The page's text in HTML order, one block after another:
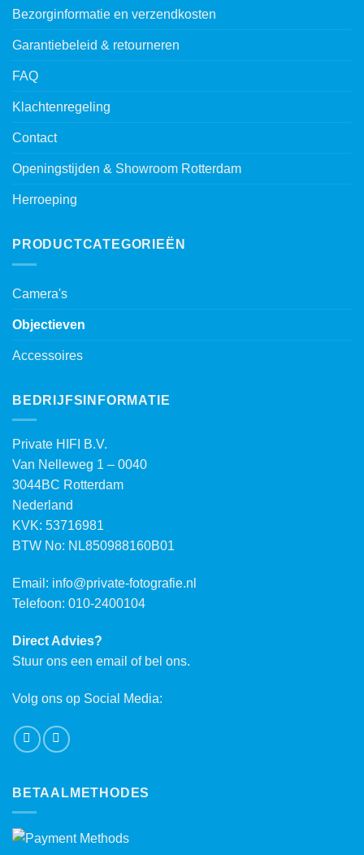
Bezorginformatie en verzendkosten
Garantiebeleid & retourneren
FAQ
Klachtenregeling
Contact
Openingstijden & Showroom Rotterdam
Herroeping
PRODUCTCATEGORIEËN
Camera's
Objectieven
Accessoires
BEDRIJFSINFORMATIE
Private HIFI B.V.
Van Nelleweg 1 – 0040
3044BC Rotterdam
Nederland
KVK: 53716981
BTW No: NL850988160B01
Email: info@private-fotografie.nl
Telefoon: 010-2400104
Direct Advies?
Stuur ons een email of bel ons.
Volg ons op Social Media:
BETAALMETHODES